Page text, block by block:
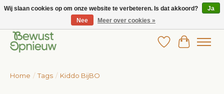
Wij bieden het grootste aanbod in betaalbare kinderkleding!
Verlanglijst
Home / Tags / Kiddo BijBO
Wij slaan cookies op om onze website te verbeteren. Is dat akkoord?
Ja
Nee
Meer over cookies »